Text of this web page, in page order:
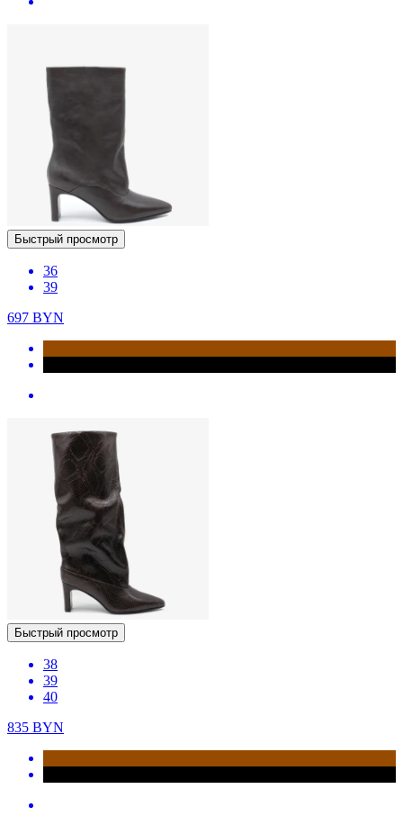
Быстрый просмотр
36
39
697 BYN
Быстрый просмотр
38
39
40
835 BYN